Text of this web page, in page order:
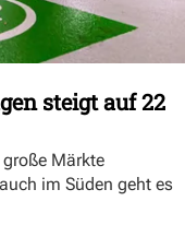
steigt auf 22
Märkte
im Süden geht es